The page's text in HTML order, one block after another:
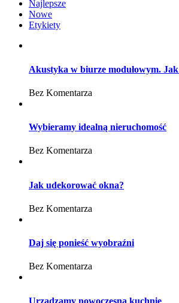
Najlepsze
Nowe
Etykiety
Akustyka w biurze modułowym.
Bez Komentarza
Wybieramy idealną nieruchomość
Bez Komentarza
Jak udekorować okna?
Bez Komentarza
Daj się ponieść wyobraźni
Bez Komentarza
Urządzamy nowoczesną kuchnię